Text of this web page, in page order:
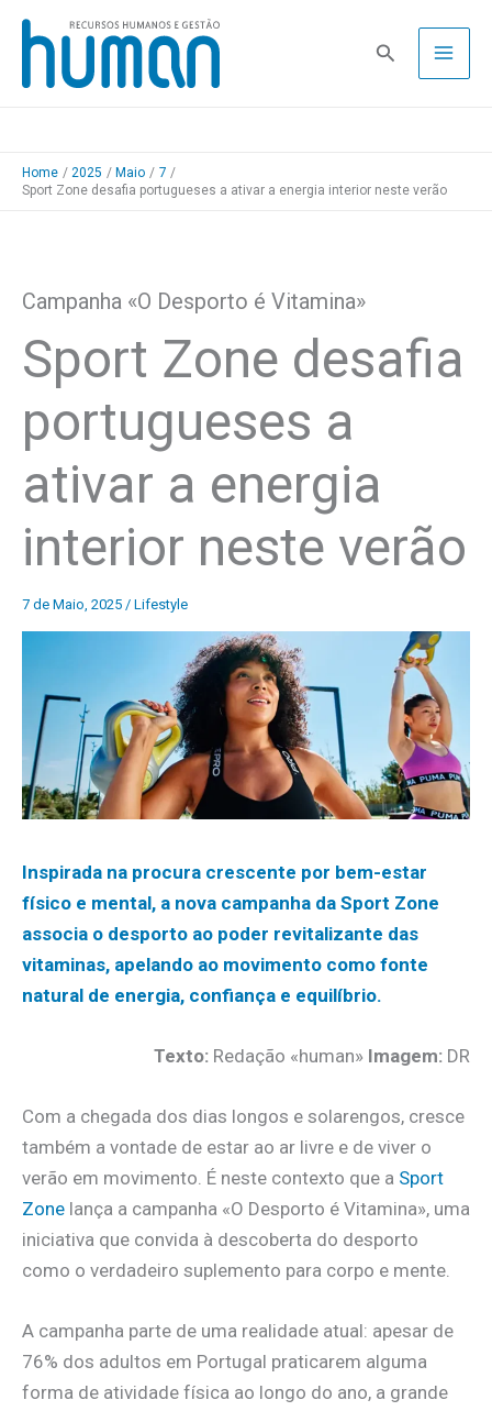
Skip
content
Pesquisa
Home 2025 Maio
7
Sport Zone desafia portugueses a ativar a energia interior neste verão
Campanha «O Desporto é Vitamina»
Sport Zone desafia
portugueses a
ativar a energia
interior neste verão
7 de Maio, 2025 / Lifestyle
Inspirada na procura crescente por bem-estar
físico e mental, a nova campanha da Sport Zone
associa o desporto ao poder revitalizante das
vitaminas, apelando ao movimento como fonte
natural de energia, confiança e equilíbrio.
Texto: Redação «human» Imagem: DR
Com a chegada dos dias longos e solarengos, cresce
também a vontade de estar ao ar livre e de viver o
verão em movimento. É neste contexto que a Sport
Zone lança a campanha «O Desporto é Vitamina», uma
iniciativa que convida à descoberta do desporto
como o verdadeiro suplemento para corpo e mente.
A campanha parte de uma realidade atual: apesar de
76% dos adultos em Portugal praticarem alguma
forma de atividade física ao longo do ano, a grande